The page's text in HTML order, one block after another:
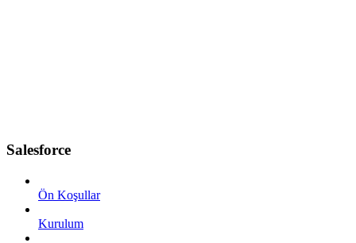
Salesforce
Ön Koşullar
Kurulum